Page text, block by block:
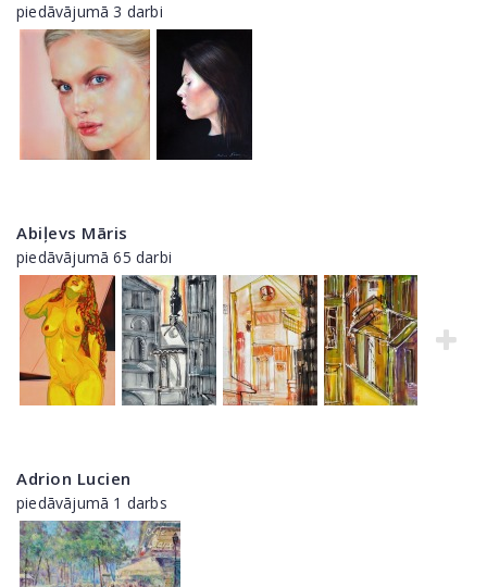
piedāvājumā 3 darbi
Abiļevs Māris
piedāvājumā 65 darbi
Adrion Lucien
piedāvājumā 1 darbs